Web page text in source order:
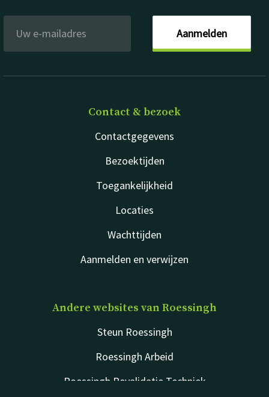
Aanmelden
Contact & bezoek
Contactgegevens
Locaties
Bezoektijden
Wachttijden
Toegankelijkheid
Aanmelden en verwijzen
Andere websites van Roessingh
Steun Roessingh
Roessingh Revalidatie Techniek
Roessingh Arbeid